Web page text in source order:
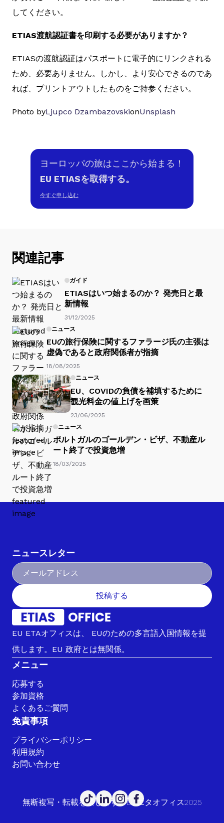
してください。
ETIAS渡航認証書を印刷する必要がありますか？
ETIASの渡航認証はパスポートに電子的にリンクされる
ため、必要ありません。しかし、より安心できるのであ
れば、プリントアウトしたものをご持参ください。
Photo byLjupco DzambazovskionUnsplash
ヨーロッパの旅はここから始まる！
EU ETIASを取得する。
今すぐ申し込む
関連記事
ガイド
ETIASはいつ始まるのか？ 発売日と最
新情報
31/12/2025
ニュース
EUの旅行保険に関するファラージ氏の主張は
虚偽であると政府関係者が指摘
18/08/2025
ニュース
EU、COVIDの負債を補填するために
観光料金の値上げを画策
23/06/2025
ニュース
ポルトガルのゴールデン・ビザ、不動産ル
ート終了で投資急増
18/03/2025
ニュースレター
投稿する
EU ETAオフィスは、 EUのための多言語入国情報を提
供します。EU 政府とは無関係。
メニュー
応募する
参加資格
よくあるご質問
免責事項
プライバシーポリシー
利用規約
お問い合わせ
無断複写・転載を禁じます。EUエタオフィス2025